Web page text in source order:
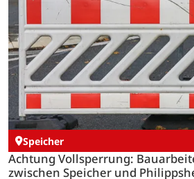
Speicher
Achtung Vollsperrung:
zwischen Speicher und